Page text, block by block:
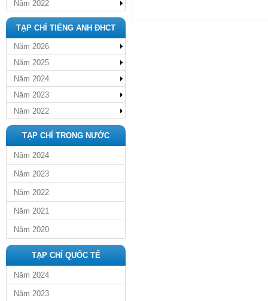
Năm 2022
TẠP CHÍ TIẾNG ANH ĐHCT
Năm 2026
Năm 2025
Năm 2024
Năm 2023
Năm 2022
TẠP CHÍ TRONG NƯỚC
Năm 2024
Năm 2023
Năm 2022
Năm 2021
Năm 2020
TẠP CHÍ QUỐC TẾ
Năm 2024
Năm 2023